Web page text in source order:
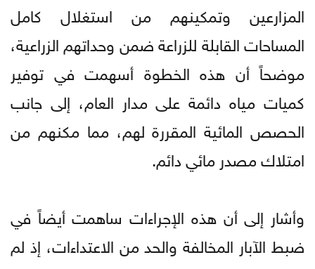
المزارعين وتمكينهم من استغلال كامل
المساحات القابلة للزراعة ضمن وحداتهم الزراعية،
موضحاً أن هذه الخطوة أسهمت في توفير
كميات مياه دائمة على مدار العام، إلى جانب
الحصص المائية المقررة لهم، مما مكنهم من
امتلاك مصدر مائي دائم.
وأشار إلى أن هذه الإجراءات ساهمت أيضاً في
ضبط الآبار المخالفة والحد من الاعتداءات، إذ لم